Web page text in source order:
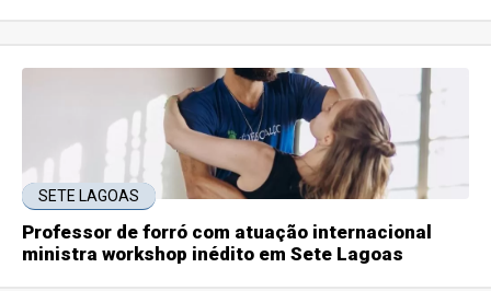
SETE LAGOAS
Professor de forró com atuação internacional
ministra workshop inédito em Sete Lagoas